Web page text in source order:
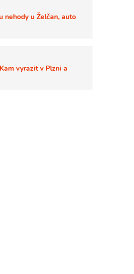
nehody u Želčan, auto
vyrazit v Plzni a